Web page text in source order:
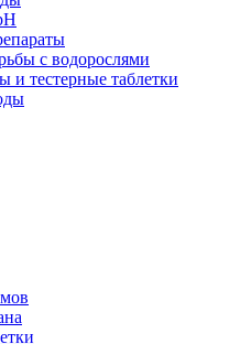
с водорослями
и тестерные таблетки